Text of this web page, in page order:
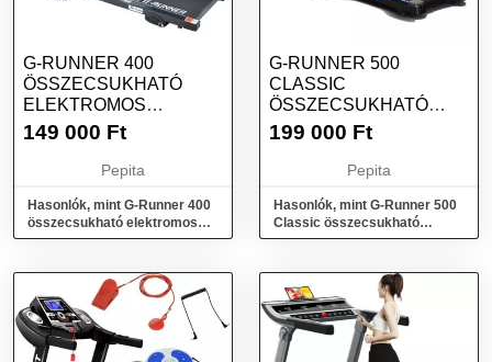
G-RUNNER 400
ÖSSZECSUKHATÓ
ELEKTROMOS
FUTÓPAD
149 000 Ft
Pepita
Hasonlók, mint G-Runner 400
összecsukható elektromos
Futópad masszázsövvel és
G-RUNNER 500
CLASSIC
ÖSSZECSUKHATÓ
ELEKTROMOS
KIEGÉSZÍTŐK...
199 000 Ft
Pepita
Hasonlók, mint G-Runner 500
Classic összecsukható
elektromos Futópad